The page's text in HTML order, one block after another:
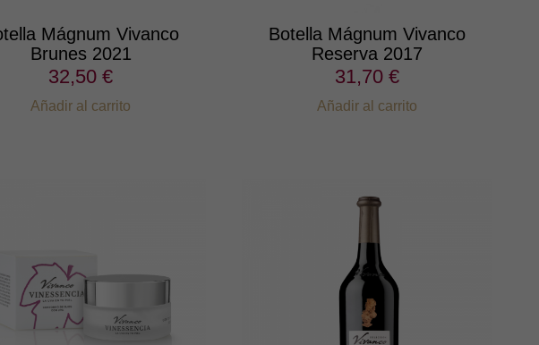
Mágnum Vivanco
Brunes 2021
32,50 €
Añadir al carrito
Botella Mágnum Vivanco
Reserva 2017
31,70 €
Añadir al carrito